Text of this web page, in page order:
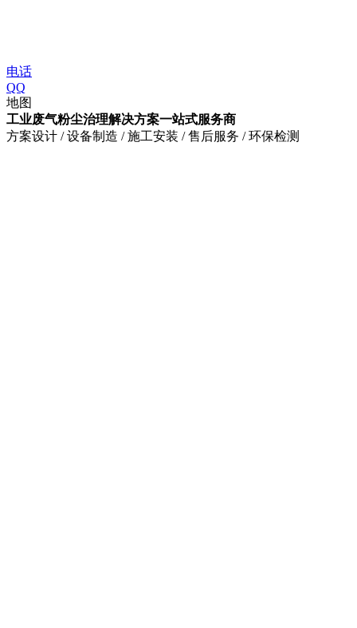
电话
QQ
地图
工业废气粉尘治理解决方案一站式服务商
方案设计 / 设备制造 / 施工安装 / 售后服务 / 环保检测